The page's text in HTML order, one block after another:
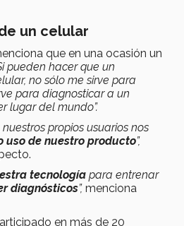
un celular
que en una ocasión un
pueden hacer que un
no sólo me sirve para
para diagnosticar a un
lugar del mundo”.
propios usuarios nos
uso de nuestro producto”,
tecnología para entrenar
diagnósticos”, menciona
en más de 20